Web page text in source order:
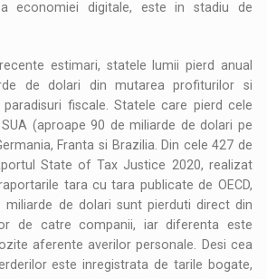
economiei digitale, este in stadiu de
estimari, statele lumii pierd anual
de dolari din mutarea profiturilor si
fiscale. Statele care pierd cele
(aproape 90 de miliarde de dolari pe
Franta si Brazilia. Din cele 427 de
State of Tax Justice 2020, realizat
tara cu tara publicate de OECD,
miliarde de dolari sunt pierduti direct din
de catre companii, iar diferenta este
aferente averilor personale. Desi cea
este inregistrata de tarile bogate,